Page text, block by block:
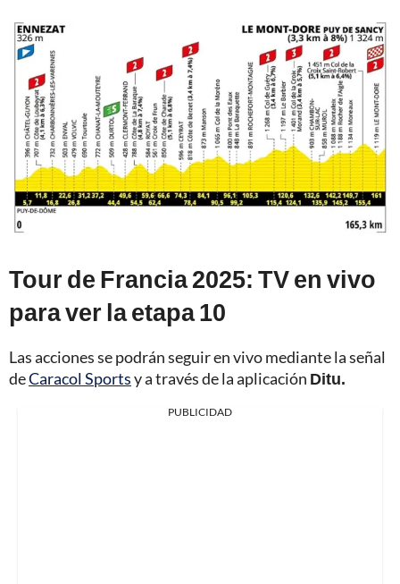
Tour de Francia 2025: TV en vivo
para ver la etapa 10
Las acciones se podrán seguir en vivo mediante la señal
deCaracol Sportsy a través de la aplicación Ditu.
PUBLICIDAD